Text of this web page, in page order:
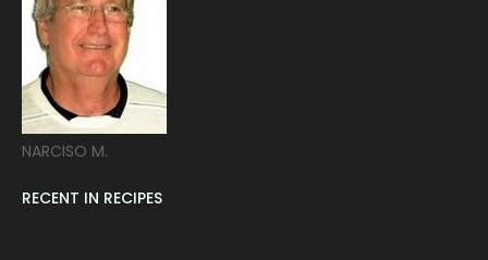
NARCISO M.
RECENT IN RECIPES